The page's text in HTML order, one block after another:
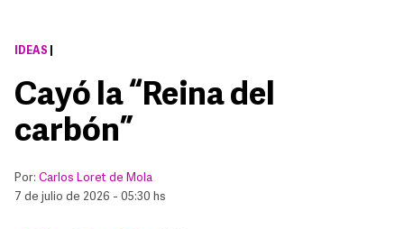
IDEAS
Cayó la “Reina del
carbón”
Por: Carlos Loret de Mola
7 de julio de 2026 - 05:30 hs